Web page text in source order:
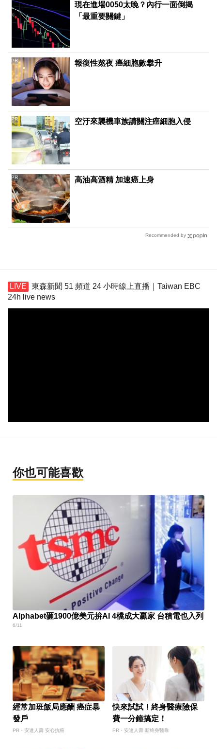
現在進場0050太晚？內行一面倒揭
「最重要關鍵」
報復性熬夜 癌細胞數攀升
PR
空汙來襲機車族請關注癌細胞入侵
PR
高油高酒精 加速癌上身
PR
Recommended by
東森新聞 51 頻道 24 小時線上直播｜Taiwan EBC
24h live news
你也可能喜歡
Alphabet砸1900億美元拚AI 4檔成大贏家 台積電也入列
6/11
經常加班飯局應酬 癌症暴
發戶
PR・安達人壽 安心抗癌
快來試試！終身醫療險保
費一分鐘搞定！
PR・安達人壽 新終身醫靠